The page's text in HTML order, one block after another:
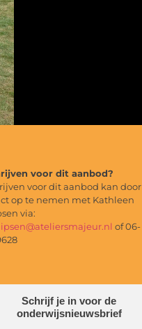
voor dit aanbod?
voor dit aanbod kan door
op te nemen met Kathleen
via:
of 06-
Schrijf je in voor de
onderwijsnieuwsbrief